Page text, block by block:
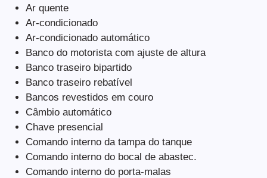
Ar quente
Ar-condicionado
Ar-condicionado automático
Banco do motorista com ajuste de altura
Banco traseiro bipartido
Banco traseiro rebatível
Bancos revestidos em couro
Câmbio automático
Chave presencial
Comando interno da tampa do tanque
Comando interno do bocal de abastec.
Comando interno do porta-malas